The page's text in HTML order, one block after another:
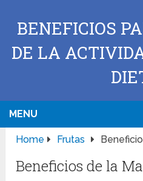
BENEFICIOS
DE LA
MENU
Home Frutas
Beneficios de la